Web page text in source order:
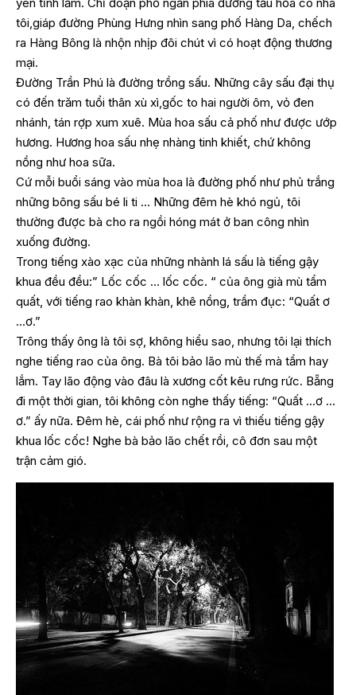
tôi,giáp đường Phùng Hưng nhìn sang phố Hàng Da, chếch
ra Hàng Bông là nhộn nhịp đôi chút vì có hoạt động thương
mại.
Đường Trần Phú là đường trồng sấu. Những cây sấu đại thụ
có đến trăm tuổi thân xù xì,gốc to hai người ôm, vỏ đen
nhánh, tán rợp xum xuê. Mùa hoa sấu cả phố như được ướp
hương. Hương hoa sấu nhẹ nhàng tinh khiết, chứ không
nồng như hoa sữa.
Cứ mỗi buổi sáng vào mùa hoa là đường phố như phủ trắng
những bông sấu bé li ti … Những đêm hè khó ngủ, tôi
thường được bà cho ra ngồi hóng mát ở ban công nhìn
xuống đường.
Trong tiếng xào xạc của những nhành lá sấu là tiếng gậy
khua đều đều:” Lốc cốc … lốc cốc. “ của ông già mù tẩm
quất, với tiếng rao khàn khàn, khê nồng, trầm đục: “Quất ơ
…ơ.”
Trông thấy ông là tôi sợ, không hiểu sao, nhưng tôi lại thích
nghe tiếng rao của ông. Bà tôi bảo lão mù thế mà tẩm hay
lắm. Tay lão động vào đâu là xương cốt kêu rưng rức. Bẵng
đi một thời gian, tôi không còn nghe thấy tiếng: “Quất …ơ …
ơ.” ấy nữa. Đêm hè, cái phố như rộng ra vì thiếu tiếng gậy
khua lốc cốc! Nghe bà bảo lão chết rồi, cô đơn sau một
trận cảm gió.